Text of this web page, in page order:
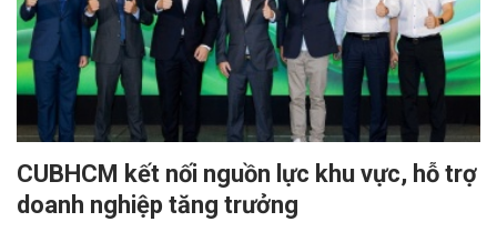
CUBHCM kết nối nguồn lực khu vực, hỗ trợ
doanh nghiệp tăng trưởng